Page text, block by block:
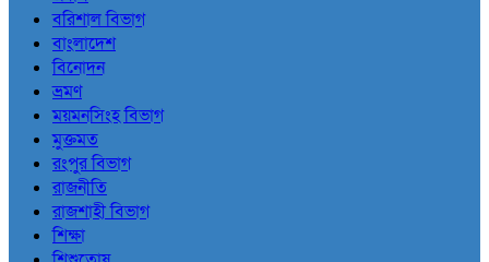
বরিশাল বিভাগ
বাংলাদেশ
বিনোদন
ভ্রমণ
ময়মনসিংহ বিভাগ
মুক্তমত
রংপুর বিভাগ
রাজনীতি
রাজশাহী বিভাগ
শিক্ষা